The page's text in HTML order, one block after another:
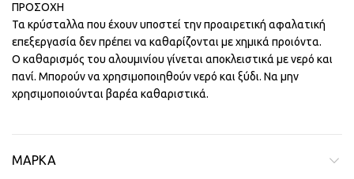
ΠΡΟΣΟΧΗ
Τα κρύσταλλα που έχουν υποστεί την προαιρετική αφαλατική
επεξεργασία δεν πρέπει να καθαρίζονται με χημικά προιόντα.
Ο καθαρισμός του αλουμινίου γίνεται αποκλειστικά με νερό και
πανί. Μπορούν να χρησιμοποιηθούν νερό και ξύδι. Να μην
χρησιμοποιούνται βαρέα καθαριστικά.
ΜΆΡΚΑ